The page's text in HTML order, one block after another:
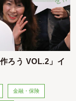
ろう VOL.2」イ
金融・保険